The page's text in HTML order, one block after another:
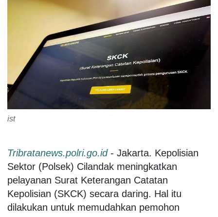
ist
Tribratanews.polri.go.id- Jakarta. Kepolisian
Sektor (Polsek) Cilandak meningkatkan
pelayanan Surat Keterangan Catatan
Kepolisian (SKCK) secara daring. Hal itu
dilakukan untuk memudahkan pemohon